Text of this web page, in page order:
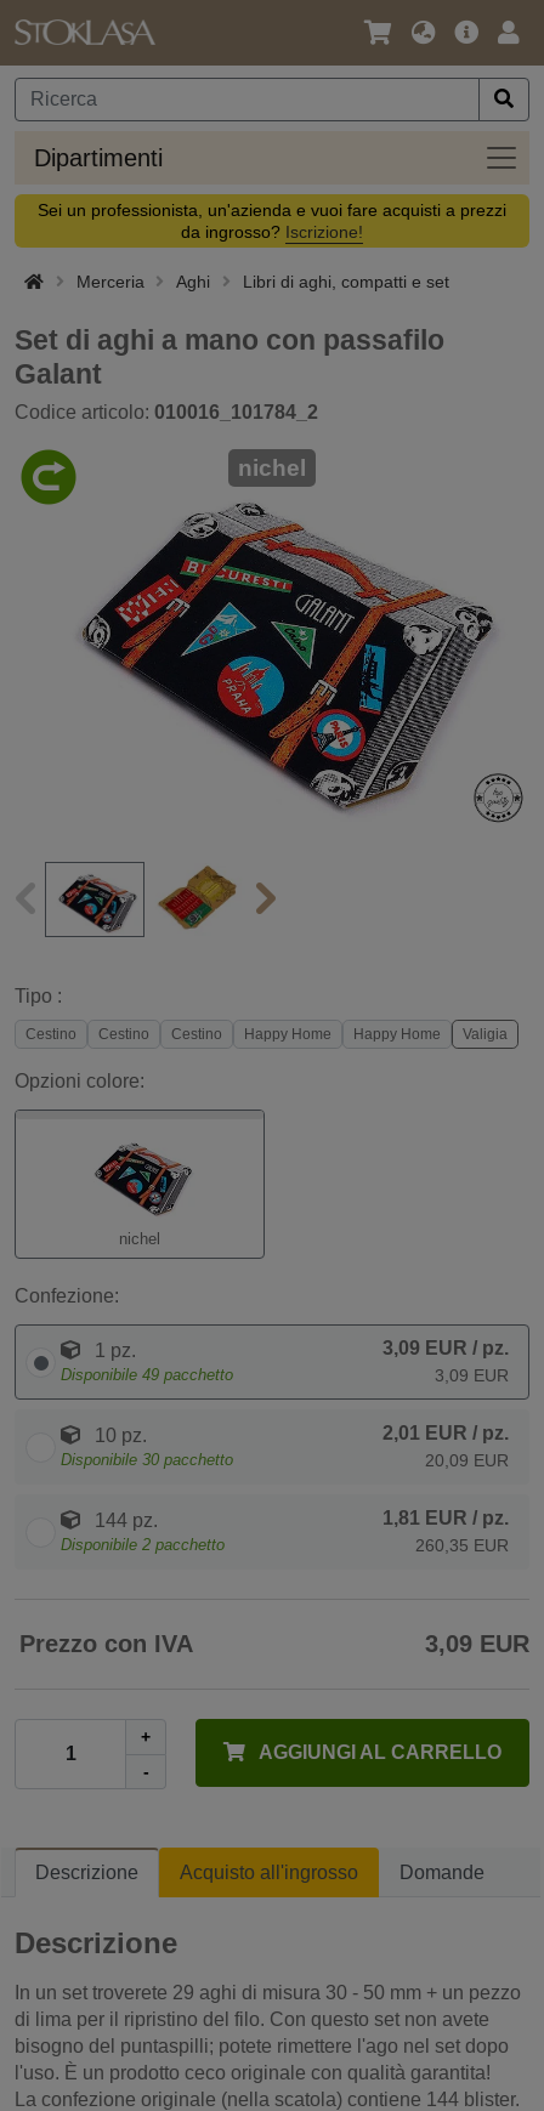
Lingua
Valuta
Offerta
Dipartimenti
Sei un professionista, un'azienda e vuoi fare acquisti a prezzi
da ingrosso? Iscrizione!
Merceria Aghi Libri di aghi, compatti e set
Set di aghi a mano con passafilo
Galant
Codice articolo: 010016_101784_2
nichel
Tipo :
Cestino Cestino Cestino Happy Home Happy Home Valigia
Opzioni colore:
nichel
Confezione:
1 pz.
Disponibile 49 pacchetto
3,09 EUR / pz.
3,09 EUR
10 pz.
Disponibile 30 pacchetto
2,01 EUR / pz.
20,09 EUR
144 pz.
Disponibile 2 pacchetto
1,81 EUR / pz.
260,35 EUR
Prezzo con IVA 3,09 EUR
+
-
AGGIUNGI AL CARRELLO
Descrizione Acquisto all'ingrosso Domande
Descrizione
In un set troverete 29 aghi di misura 30 - 50 mm + un pezzo
di lima per il ripristino del filo. Con questo set non avete
bisogno del puntaspilli; potete rimettere l'ago nel set dopo
l'uso. È un prodotto ceco originale con qualità garantita!
La confezione originale (nella scatola) contiene 144 blister.